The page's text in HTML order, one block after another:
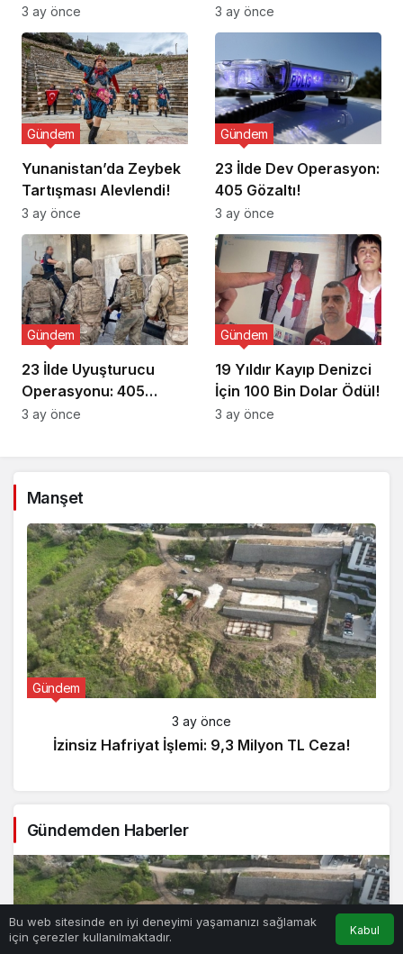
3 ay önce
Ziyaret Etti
3 ay önce
Yunanistan’da Zeybek
Tartışması Alevlendi!
Gündem
3 ay önce
23 İlde Dev Operasyon:
405 Gözaltı!
Gündem
3 ay önce
23 İlde Uyuşturucu
Operasyonu: 405
Gözaltı!
Gündem
3 ay önce
19 Yıldır Kayıp Denizci
İçin 100 Bin Dolar Ödül!
Gündem
3 ay önce
Manşet
Gündem
3 ay önce
İzinsiz Hafriyat İşlemi: 9,3 Milyon TL Ceza!
Gündemden Haberler
Bu web sitesinde en iyi deneyimi yaşamanızı sağlamak
için çerezler kullanılmaktadır.
Kabul